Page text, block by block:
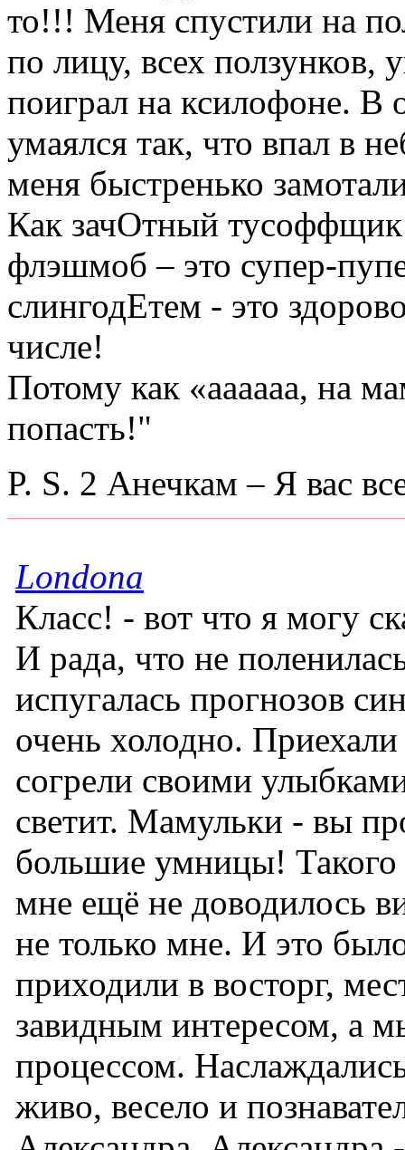
то!!! Меня спустили на
по лицу, всех ползунков,
поиграл на ксилофоне. В
умаялся так, что впал в
меня быстренько
Как зачОтный тусоффщик
флэшмоб – это супер-
слингодЕтем - это
числе!
Потому как «аааааа, на
попасть!"
P. S. 2 Анечкам – Я вас
Londona
Класс! - вот что я могу
И рада, что не
испугалась прогнозов
очень холодно.
согрели своими
светит. Мамульки - вы
большие умницы! Такого
мне ещё не доводилось
не только мне. И это
приходили в восторг,
завидным интересом, а
процессом.
живо, весело и